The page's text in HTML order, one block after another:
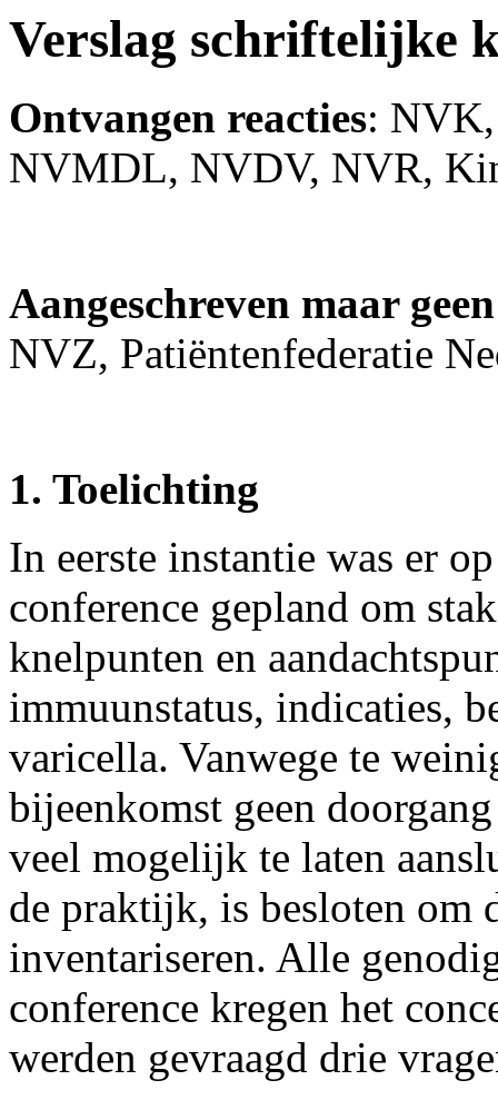
Verslag schriftelijke
Ontvangen reacties:
NVMDL, NVDV, NVR,
Aangeschreven maar
NVZ, Patiëntenfederatie
1. Toelichting
In eerste instantie was er
conference gepland om
knelpunten en
immuunstatus, indicaties,
varicella. Vanwege te
bijeenkomst geen
veel mogelijk te laten
de praktijk, is besloten om
inventariseren. Alle
conference kregen het
werden gevraagd drie